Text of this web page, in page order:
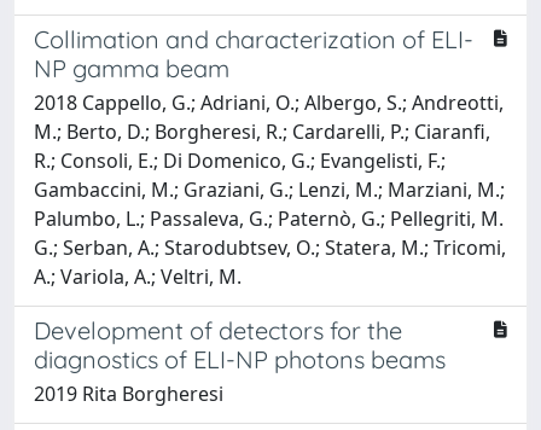
Collimation and characterization of ELI-
NP gamma beam
2018 Cappello, G.; Adriani, O.; Albergo, S.; Andreotti,
M.; Berto, D.; Borgheresi, R.; Cardarelli, P.; Ciaranfi,
R.; Consoli, E.; Di Domenico, G.; Evangelisti, F.;
Gambaccini, M.; Graziani, G.; Lenzi, M.; Marziani, M.;
Palumbo, L.; Passaleva, G.; Paternò, G.; Pellegriti, M.
G.; Serban, A.; Starodubtsev, O.; Statera, M.; Tricomi,
A.; Variola, A.; Veltri, M.
Development of detectors for the
diagnostics of ELI-NP photons beams
2019 Rita Borgheresi